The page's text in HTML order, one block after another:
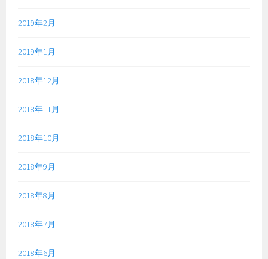
2019年2月
2019年1月
2018年12月
2018年11月
2018年10月
2018年9月
2018年8月
2018年7月
2018年6月